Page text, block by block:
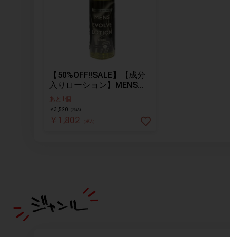
【50%OFF!!SALE】【成分
入りローション】MENS
EVOLVE LOTION
あと1個
￥3,520 (税込)
￥1,802 (税込)